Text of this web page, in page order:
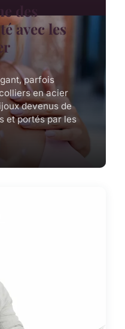
des
avec les
parfois
en acier
devenus de
et portés par les